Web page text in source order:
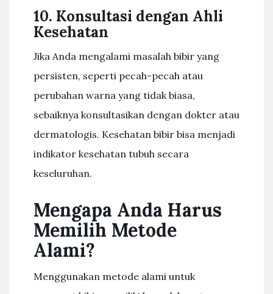
10. Konsultasi dengan Ahli
Kesehatan
Jika Anda mengalami masalah bibir yang
persisten, seperti pecah-pecah atau
perubahan warna yang tidak biasa,
sebaiknya konsultasikan dengan dokter atau
dermatologis. Kesehatan bibir bisa menjadi
indikator kesehatan tubuh secara
keseluruhan.
Mengapa Anda Harus
Memilih Metode
Alami?
Menggunakan metode alami untuk